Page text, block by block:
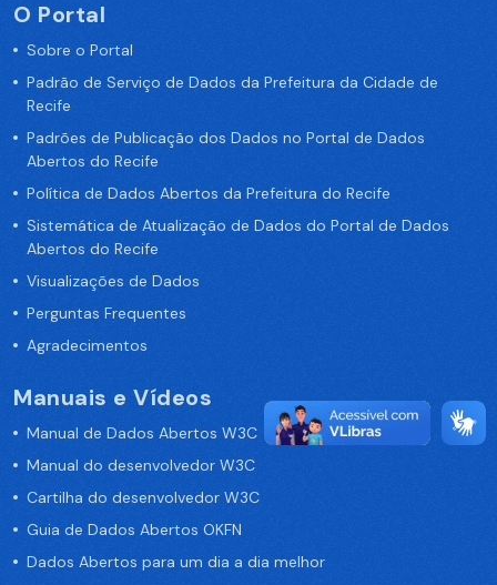
O Portal
Sobre o Portal
Padrão de Serviço de Dados da Prefeitura da Cidade de
Recife
Padrões de Publicação dos Dados no Portal de Dados
Abertos do Recife
Política de Dados Abertos da Prefeitura do Recife
Sistemática de Atualização de Dados do Portal de Dados
Abertos do Recife
Visualizações de Dados
Perguntas Frequentes
Agradecimentos
Manuais e Vídeos
Manual de Dados Abertos W3C
Manual do desenvolvedor W3C
Cartilha do desenvolvedor W3C
Guia de Dados Abertos OKFN
Dados Abertos para um dia a dia melhor